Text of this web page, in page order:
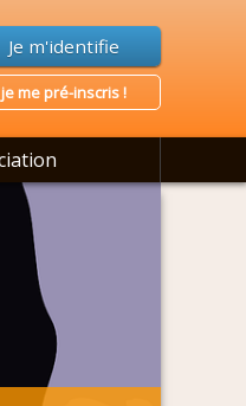
je me pré-inscris !